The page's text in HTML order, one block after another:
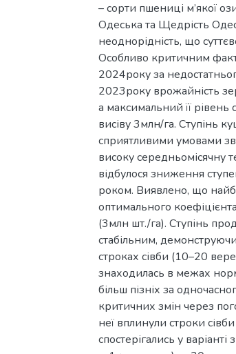
– сорти пшениці м’якої
Одеська та Щедрість
неоднорідність, що
Особливо критичним
2024року за
2023року врожайність
а максимальний її
висіву 3млн/га. Ступінь
сприятливими умовами
високу середньомісячну
відбулося зниження
роком. Виявлено, що
оптимального
(3млн шт./га). Ступінь
стабільним,
строках сівби (10–20
знаходилась в межах
більш пізніх за
критичних змін через
неї вплинули строки
спостерігались у